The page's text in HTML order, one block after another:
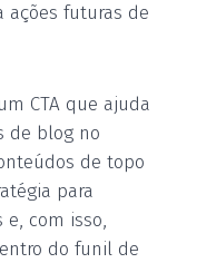
ações futuras de
CTA que ajuda
de blog no
de topo
para
e, com isso,
do funil de